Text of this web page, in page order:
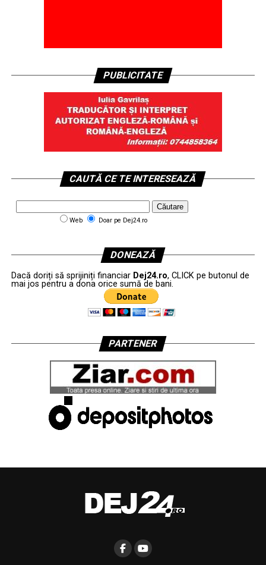
PUBLICITATE
CAUTĂ CE TE INTERESEAZĂ
Web Doar pe Dej24.ro
DONEAZĂ
Dacă doriți să sprijiniți financiar Dej24.ro, CLICK pe butonul de
mai jos pentru a dona orice sumă de bani.
PARTENER